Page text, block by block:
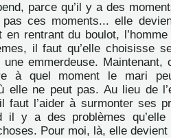
parce qu’il y a des
ces moments... elle
en rentrant du boulot,
il faut qu’elle choisisse
emmerdeuse. Maintenant,
à quel moment le mari
elle ne peut pas. Au lieu de
faut l’aider à surmonter ses
il y a des problèmes
Pour moi, là, elle devient